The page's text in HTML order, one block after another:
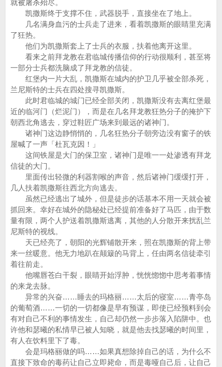
就被屠杀殆尽。
凯撒斯终于支撑不住，武器脱手，直接坐在了地上。
几名满身血污的士兵走了进来，看着凯撒斯的眼睛里充满
了狂热。
他们为凯撒斯套上了士兵的衣服，扶着他离开这里。
看来之前拜龙教在君临城传播信仰的行动很顺利，甚至将
一部分士兵都洗脑成了拜龙教的信徒。
红堡内一片大乱，凯撒斯在城内的护卫几乎被全部杀死，
兰尼斯特的士兵在四处搜寻凯撒斯。
此时君临城的城门已经全部关闭，凯撒斯没有去离红堡最
近的临河门（烂泥门），而是在几名拜龙教狂热分子的掩护下
朝西北角逃去，穿过鞋匠广场来到最远的诸神门。
诸神门这边静悄悄的，几名狂热分子朝旁边没有窗子的铁
屋喊了一声「杜瓦克因！」
这间铁屋是大门的保卫室，诸神门是唯一一处渗透有拜龙
信徒的大门。
里面传出轻微的利器割喉的声音，然后诸神门缓缓打开，
几人扶着凯撒斯往西北方向逃去。
虽然已经逃出了城外，但是徒步的话基本不用一天就会被
抓回来。幸好在城外的隐秘处已经提前准备好了马匹，由于数
量有限，两个人护送着凯撒斯逃离，其他的人分散开来扰乱兰
尼斯特的视线。
天已经亮了，朝阳的光辉铺散开来，照在凯撒斯的背上带
来一丝暖意。他无力地趴在颠簸的马背上，任由两名信徒牵引
着往前走。
他嘴唇苍白干裂，眼睛开始浮肿，恍恍惚惚中思考着事情
的来龙去脉。
异常的兴奋……睡去的玛格丽……太后的寝室……青亭岛
的葡萄酒……一切的一切都像是早有预谋，即使已经预料到会
有对自己不利的事情发生，自己却仍然一步步落入陷阱中。也
许他和瑟曦的私情早已被人知晓，就是他去找瑟曦的时间里，
有人在饮料里下了毒。
会是玛格丽做的吗……如果真想除掉自己的话，为什么不
直接下致命的毒药让自己立即毙命，而是毒哑自己后，让自己